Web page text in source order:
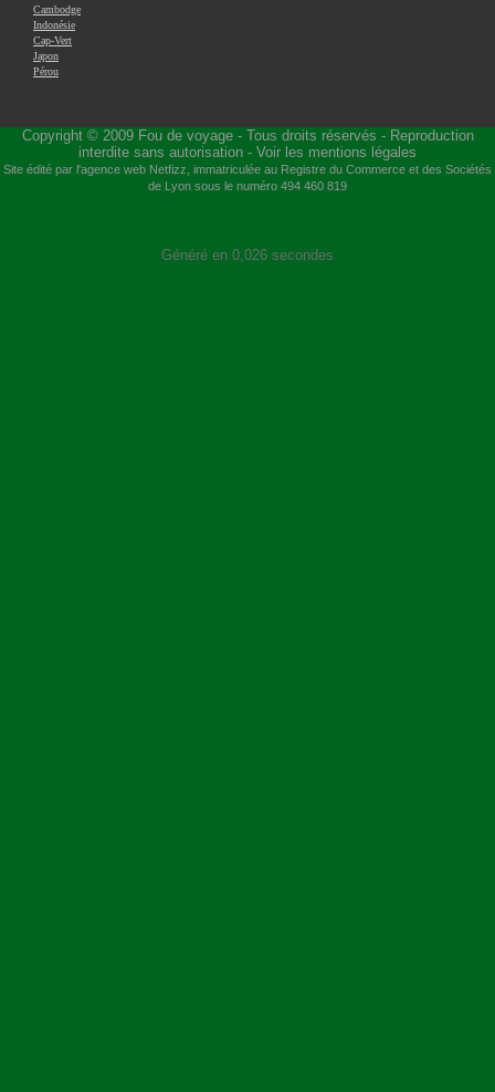
Cambodge
Indonésie
Cap-Vert
Japon
Pérou
Copyright © 2009 Fou de voyage- Tous droits réservés - Reproduction
interdite sans autorisation - Voir les mentions légales
Site édité par l'agence web Netfizz , immatriculée au Registre du Commerce et des Sociétés
de Lyon sous le numéro 494 460 819
Généré en 0,026 secondes